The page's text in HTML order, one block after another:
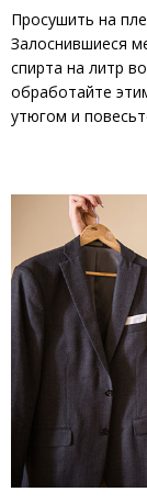
Просушить на
Залоснившиеся
спирта на литр
обработайте
утюгом и